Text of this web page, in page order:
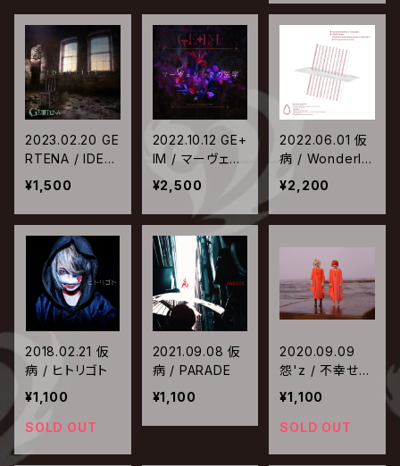
2023.02.20 GE
RTENA / IDEN
TITY
¥1,500
2022.10.12 GE+
IM / マーヴェリ
ックの医学
¥2,500
2022.06.01 仮
病 / Wonderla
nd.
¥2,200
2018.02.21 仮
病 / ヒトリゴト
¥1,100
SOLD OUT
2021.09.08 仮
病 / PARADE
¥1,100
2020.09.09
怨'z / 不幸せな
結末
¥1,100
SOLD OUT